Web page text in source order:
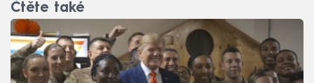
Čtěte také